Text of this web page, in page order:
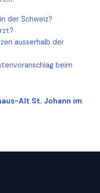
der Schweiz?
ausserhalb der
beim
Alt St. Johann im